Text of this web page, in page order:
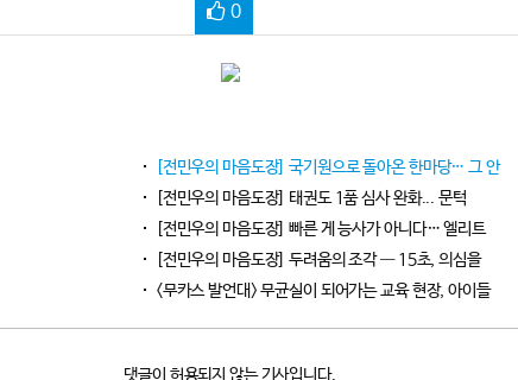
0
[전민우의 마음도장] 국기원으로 돌아온 한마당… 그 안
[전민우의 마음도장] 태권도 1품 심사 완화... 문턱
[전민우의 마음도장] 빠른 게 능사가 아니다… 엘리트
[전민우의 마음도장] 두려움의 조각 — 15초, 의심을
<무카스 발언대> 무균실이 되어가는 교육 현장, 아이들
댓글이 허용되지 않는 기사입니다.